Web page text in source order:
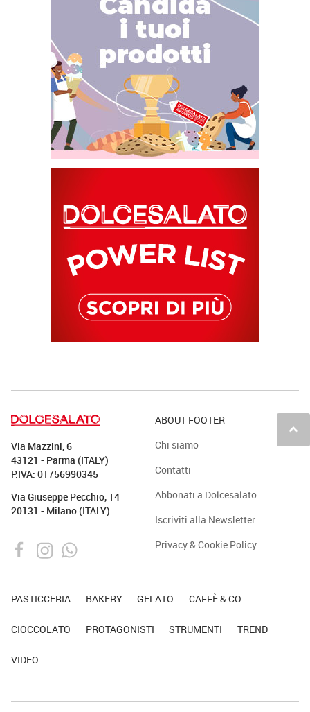
keyboard_arrow_up
Via Mazzini, 6
43121 - Parma (ITALY)
P.IVA: 01756990345
Via Giuseppe Pecchio, 14
20131 - Milano (ITALY)
ABOUT FOOTER
Chi siamo
Contatti
Abbonati a Dolcesalato
Iscriviti alla Newsletter
Privacy & Cookie Policy
PASTICCERIA BAKERY GELATO CAFFÈ & CO.
CIOCCOLATO PROTAGONISTI STRUMENTI TREND
VIDEO